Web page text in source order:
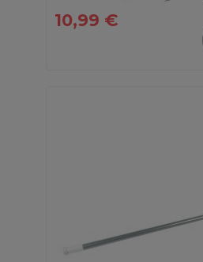
10,99 €